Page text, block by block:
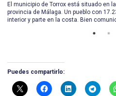
El municipio de Torrox está situado en
provincia de Málaga. Un pueblo con
interior y parte en la costa. Bien
Puedes compartirlo: